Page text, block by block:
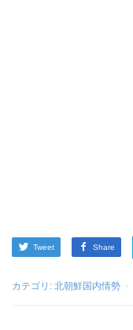
Tweet Share
カテゴリ: 北朝鮮国内情勢